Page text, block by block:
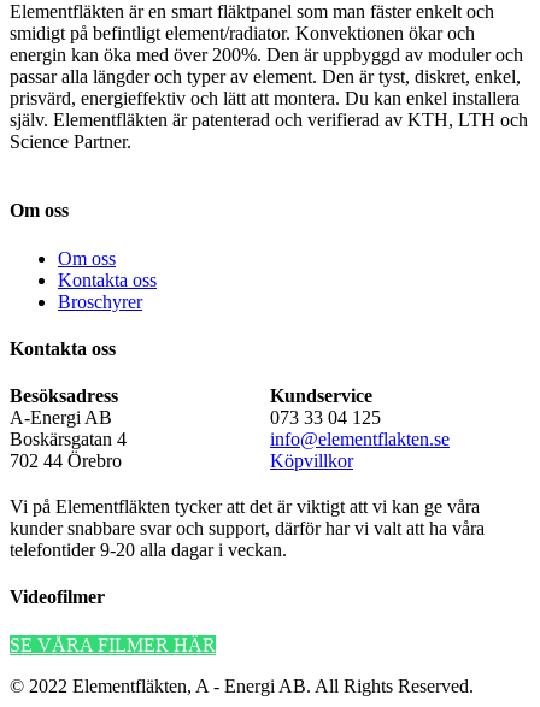
Elementfläkten är en smart fläktpanel som man fäster enkelt och
smidigt på befintligt element/radiator. Konvektionen ökar och
energin kan öka med över 200%. Den är uppbyggd av moduler och
passar alla längder och typer av element. Den är tyst, diskret, enkel,
prisvärd, energieffektiv och lätt att montera. Du kan enkel installera
själv. Elementfläkten är patenterad och verifierad av KTH, LTH och
Science Partner.
Om oss
Om oss
Kontakta oss
Broschyrer
Kontakta oss
Besöksadress
A-Energi AB
Boskärsgatan 4
702 44 Örebro
Kundservice
073 33 04 125
info@elementflakten.se
Köpvillkor
Vi på Elementfläkten tycker att det är viktigt att vi kan ge våra
kunder snabbare svar och support, därför har vi valt att ha våra
telefontider 9-20 alla dagar i veckan.
Videofilmer
SE VÅRA FILMER HÄR
© 2022 Elementfläkten, A - Energi AB. All Rights Reserved.